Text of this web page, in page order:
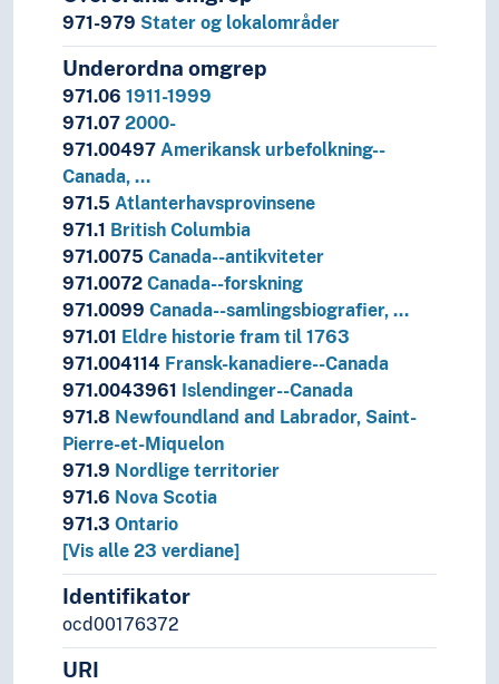
Teknologi
971-979 Stater og lokalområder
Underordna omgrep
971.06 1911-1999
971.07 2000-
971.00497 Amerikansk urbefolkning--
Canada, …
971.5 Atlanterhavsprovinsene
971.1 British Columbia
971.0075 Canada--antikviteter
971.0072 Canada--forskning
971.0099 Canada--samlingsbiografier, …
971.01 Eldre historie fram til 1763
971.004114 Fransk-kanadiere--Canada
971.0043961
Islendinger--Canada
971.8 Newfoundland and Labrador, Saint-
Pierre-et-Miquelon
971.9 Nordlige territorier
971.6 Nova Scotia
971.3 Ontario
[Vis alle 23 verdiane]
Identifikator
ocd00176372
URI